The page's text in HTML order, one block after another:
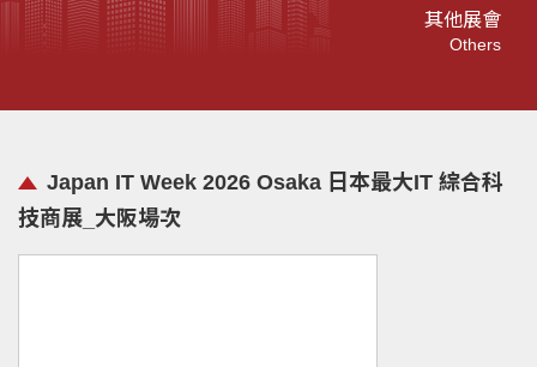
其他展會
Others
Japan IT Week 2026 Osaka 日本最大IT 綜合科
技商展_大阪場次